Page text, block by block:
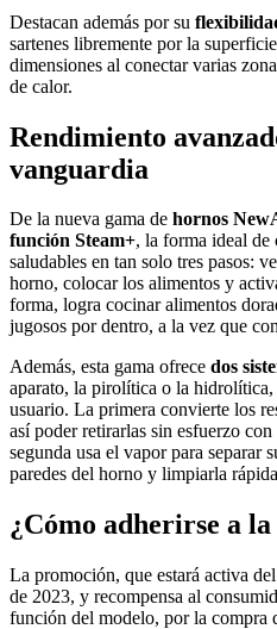
Destacan además por su
sartenes libremente por la
dimensiones al conectar varias
de calor.
Rendimiento
vanguardia
De la nueva gama de hornos
función Steam+, la forma ideal de
saludables en tan solo tres pasos:
horno, colocar los alimentos y
forma, logra cocinar alimentos
jugosos por dentro, a la vez que
Además, esta gama ofrece dos
aparato, la pirolítica o la hidrolítica,
usuario. La primera convierte los
así poder retirarlas sin esfuerzo
segunda usa el vapor para separar
paredes del horno y limpiarla
¿Cómo adherirse a
La promoción, que estará activa
de 2023, y recompensa al
función del modelo, por la compra